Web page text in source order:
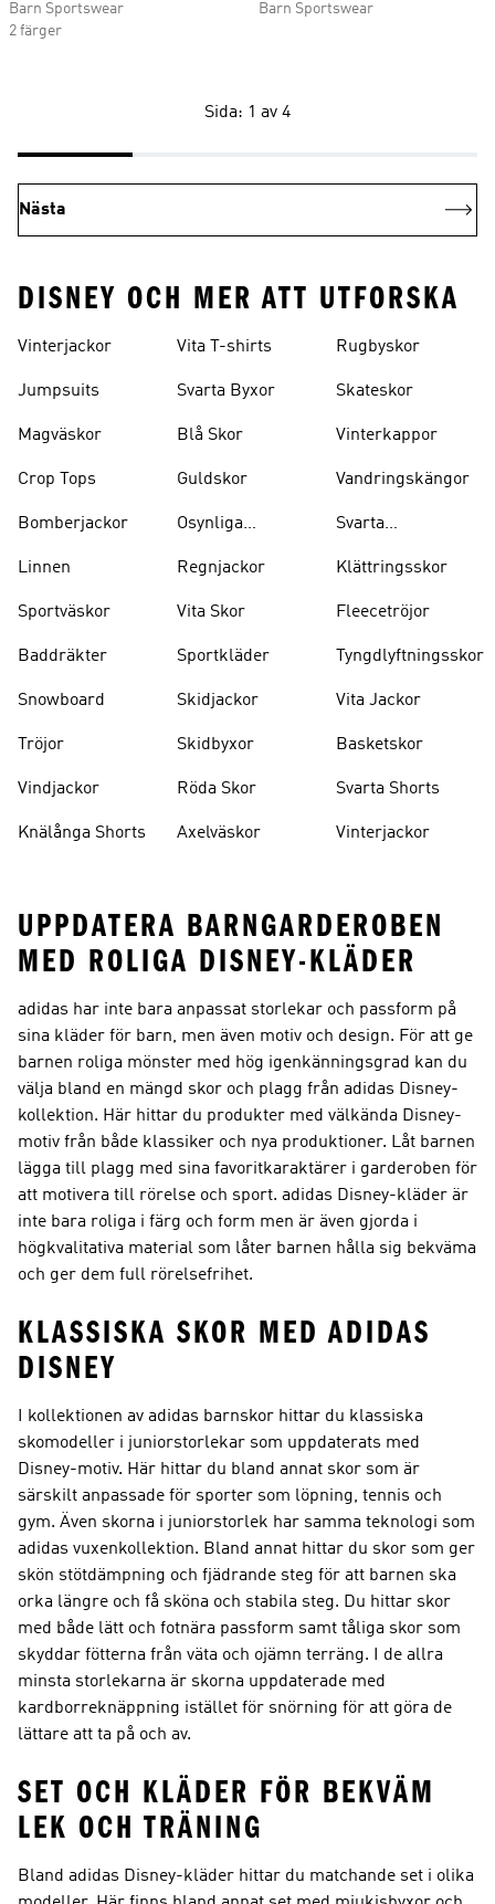
Barn Sportswear
2 färger
Barn Sportswear
Sida: 1 av 4
Nästa
DISNEY OCH MER ATT UTFORSKA
Vinterjackor
Jumpsuits
Magväskor
Crop Tops
Bomberjackor
Linnen
Sportväskor
Baddräkter
Snowboard
Tröjor
Vindjackor
Knälånga Shorts
Vita T-shirts
Svarta Byxor
Blå Skor
Guldskor
Osynliga
Regnjackor
Vita Skor
Sportkläder
Skidjackor
Skidbyxor
Röda Skor
Axelväskor
Rugbyskor
Skateskor
Vinterkappor
Vandringskängor
Svarta
Klättringsskor
Fleecetröjor
Tyngdlyftningsskor
Vita Jackor
Basketskor
Svarta Shorts
Vinterjackor
UPPDATERA BARNGARDEROBEN
MED ROLIGA DISNEY-KLÄDER
adidas har inte bara anpassat storlekar och passform på
sina kläder för barn, men även motiv och design. För att ge
barnen roliga mönster med hög igenkänningsgrad kan du
välja bland en mängd skor och plagg från adidas Disney-
kollektion. Här hittar du produkter med välkända Disney-
motiv från både klassiker och nya produktioner. Låt barnen
lägga till plagg med sina favoritkaraktärer i garderoben för
att motivera till rörelse och sport. adidas Disney-kläder är
inte bara roliga i färg och form men är även gjorda i
högkvalitativa material som låter barnen hålla sig bekväma
och ger dem full rörelsefrihet.
KLASSISKA SKOR MED ADIDAS
DISNEY
I kollektionen av adidas barnskor hittar du klassiska
skomodeller i juniorstorlekar som uppdaterats med
Disney-motiv. Här hittar du bland annat skor som är
särskilt anpassade för sporter som löpning, tennis och
gym. Även skorna i juniorstorlek har samma teknologi som
adidas vuxenkollektion. Bland annat hittar du skor som ger
skön stötdämpning och fjädrande steg för att barnen ska
orka längre och få sköna och stabila steg. Du hittar skor
med både lätt och fotnära passform samt tåliga skor som
skyddar fötterna från väta och ojämn terräng. I de allra
minsta storlekarna är skorna uppdaterade med
kardborreknäppning istället för snörning för att göra de
lättare att ta på och av.
SET OCH KLÄDER FÖR BEKVÄM
LEK OCH TRÄNING
Bland adidas Disney-kläder hittar du matchande set i olika